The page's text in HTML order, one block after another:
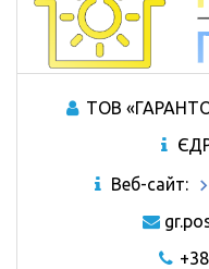
ТОВ
Веб-сайт: